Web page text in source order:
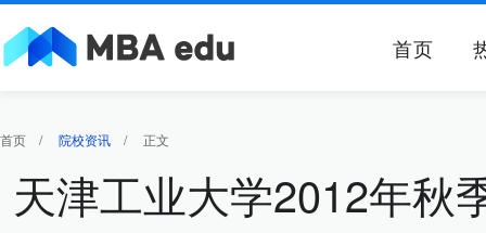
首页
首页 / 院校资讯 / 正文
天津工业大学2012年秋